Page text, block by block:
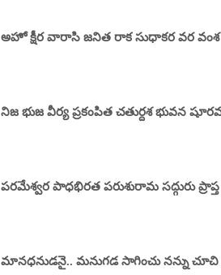
అహో క్షీర వారాసి జనిత రాక సుధాకర వర
నిజ భుజ వీర్య ప్రకంపిత చతుర్దశ భువన
పరమేశ్వర పాధభిరత పరుశురామ సద్గురు
మానధనుడనై.. మనుగడ సాగించు నన్ను